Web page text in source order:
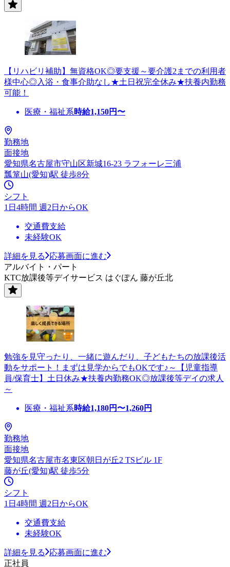
【リハビリ補助】無資格OK◎要支援～要介護2までの利用者
様中心◎入浴・食事介助なし★土日祝完全休み★扶養内勤務
可能！
医療・福祉系時給1,150円〜
勤務地
面接地
愛知県名古屋市守山区新城16-23 ラフォーレ三浦
瓢箪山(愛知)駅 徒歩8分
シフト
1日4時間 週2日からOK
交通費支給
未経験OK
詳細を見る
応募画面に進む
アルバイト・パート
KTC放課後等デイサービス はぐぽん 藤が丘北
勉強を見守ったり、一緒に遊んだり、子どもたちの放課後活
動をサポート！まずは見学からでもOKです♪～【児童指導
員/保育士】土日休み★扶養内勤務OK◎放課後等デイの求人
～
医療・福祉系時給1,180円〜1,260円
勤務地
面接地
愛知県名古屋市名東区朝日が丘2 TSビル 1F
藤が丘(愛知)駅 徒歩5分
シフト
1日4時間 週2日からOK
交通費支給
未経験OK
詳細を見る
応募画面に進む
正社員